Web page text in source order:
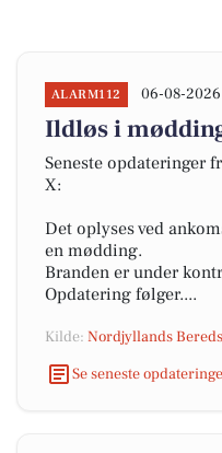
ALARM112 06-08-
Ildløs i
Seneste opdateringer
X:
Det oplyses ved
en mødding.
Branden er under
Opdatering følger....
Kilde: Nordjyllands
Se seneste